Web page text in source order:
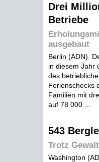
Drei
Betriebe
ausgebaut
Berlin (ADN).
in diesem Jahr
des
Ferienschecks
Familien mit
auf 78 000 ...
543
Trotz
Washington